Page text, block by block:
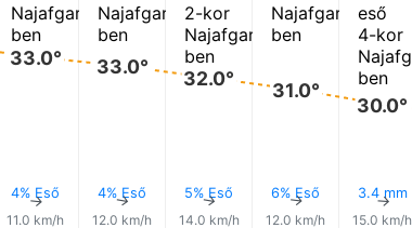
33.0°
4% Eső
↑
11.0 km/h
33.0°
4% Eső
↑
12.0 km/h
32.0°
5% Eső
↑
14.0 km/h
31.0°
6% Eső
↑
12.0 km/h
30.0°
3.4 mm
↑
15.0 km/h